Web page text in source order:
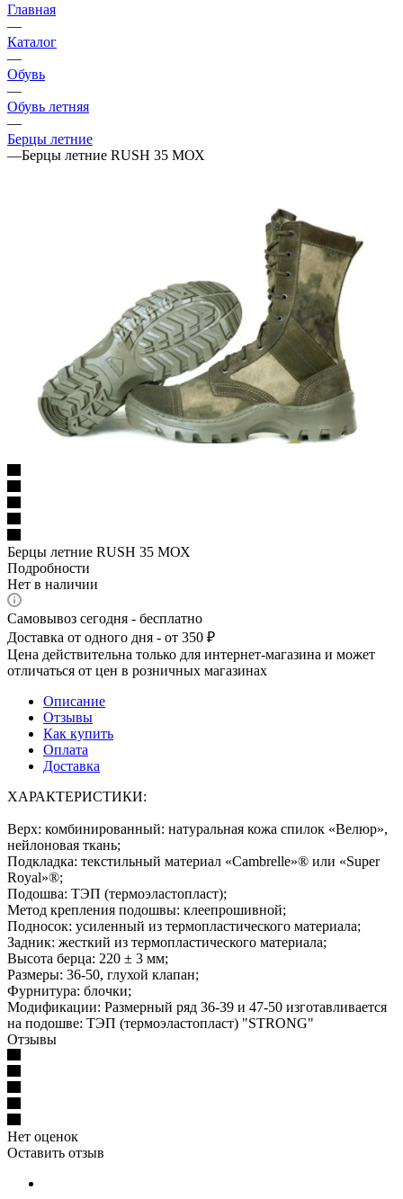
Главная
—
Каталог
—
Обувь
—
Обувь летняя
—
Берцы летние
—Берцы летние RUSH 35 МОХ
Берцы летние RUSH 35 МОХ
Подробности
Нет в наличии
Самовывоз сегодня - бесплатно
Доставка от одного дня - от 350 ₽
Цена действительна только для интернет-магазина и может
отличаться от цен в розничных магазинах
Описание
Отзывы
Как купить
Оплата
Доставка
ХАРАКТЕРИСТИКИ:
Верх: комбинированный: натуральная кожа спилок «Велюр»,
нейлоновая ткань;
Подкладка: текстильный материал «Cambrelle»® или «Super
Royal»®;
Подошва: ТЭП (термоэластопласт);
Метод крепления подошвы: клеепрошивной;
Подносок: усиленный из термопластического материала;
Задник: жесткий из термопластического материала;
Высота берца: 220 ± 3 мм;
Размеры: 36-50, глухой клапан;
Фурнитура: блочки;
Модификации: Размерный ряд 36-39 и 47-50 изготавливается
на подошве: ТЭП (термоэластопласт) "STRONG"
Отзывы
Нет оценок
Оставить отзыв